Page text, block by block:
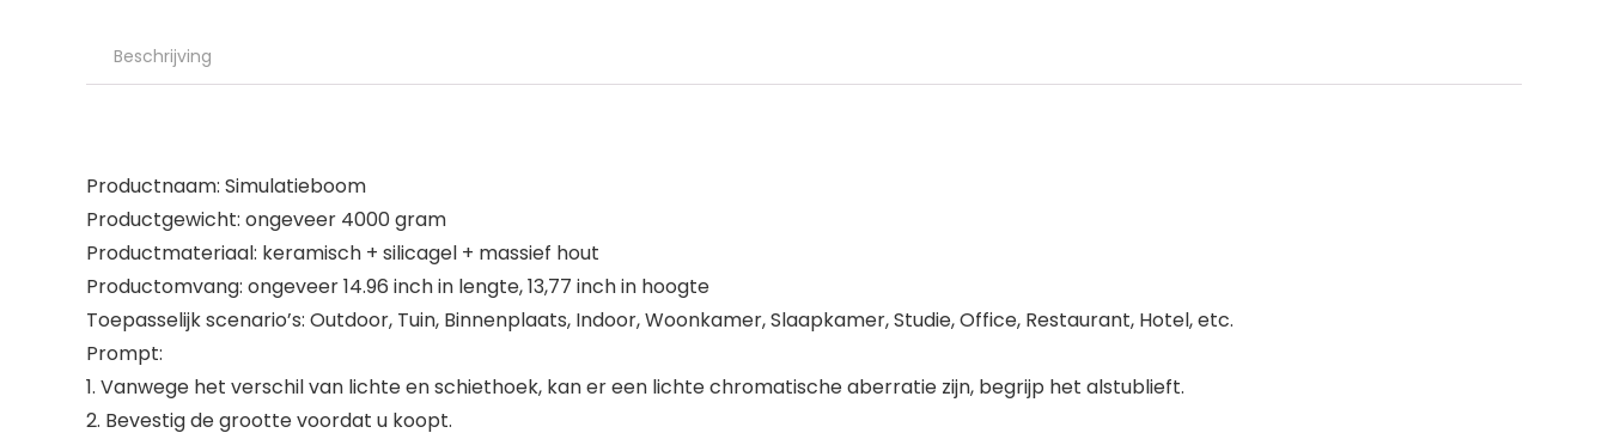
Beschrijving
Productnaam: Simulatieboom
Productgewicht: ongeveer 4000 gram
Productmateriaal: keramisch + silicagel + massief hout
Productomvang: ongeveer 14.96 inch in lengte, 13,77 inch in hoogte
Toepasselijk scenario’s: Outdoor, Tuin, Binnenplaats, Indoor, Woonkamer, Slaapkamer, Studie, Office, Restaurant, Hotel, etc.
Prompt:
1. Vanwege het verschil van lichte en schiethoek, kan er een lichte chromatische aberratie zijn, begrijp het alstublieft.
2. Bevestig de grootte voordat u koopt.